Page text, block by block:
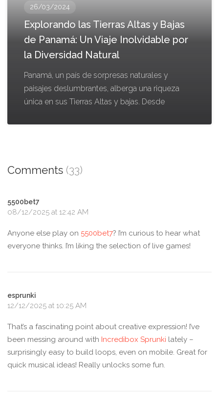
26/03/2024
Explorando las Tierras Altas y Bajas
de Panamá: Un Viaje Inolvidable por
la Diversidad Natural
Panamá, un país de sorpresas naturales y
paisajes deslumbrantes, alberga una riqueza
única en sus Tierras Altas y bajas. Desde
Comments (33)
5500bet7
08/12/2025 at 12:42 AM
Anyone else play on 5500bet7? I’m curious to hear what
everyone thinks. I’m liking the selection of live games!
esprunki
12/12/2025 at 10:25 AM
That’s a fascinating point about creative expression! I’ve
been messing around with Incredibox Sprunki lately –
surprisingly easy to build loops, even on mobile. Great for
quick musical ideas! Really unlocks some fun.